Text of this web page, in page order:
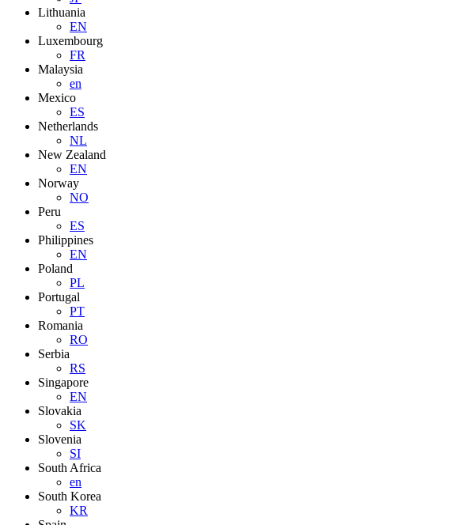
Lithuania
EN
Luxembourg
FR
Malaysia
en
Mexico
ES
Netherlands
NL
New Zealand
EN
Norway
NO
Peru
ES
Philippines
EN
Poland
PL
Portugal
PT
Romania
RO
Serbia
RS
Singapore
EN
Slovakia
SK
Slovenia
SI
South Africa
en
South Korea
KR